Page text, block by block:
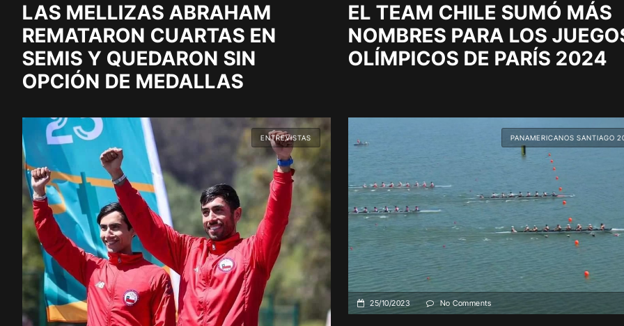
LAS MELLIZAS ABRAHAM
REMATARON CUARTAS EN
SEMIS Y QUEDARON SIN
OPCIÓN DE MEDALLAS
EL TEAM CHILE SUMÓ MÁS
NOMBRES PARA LOS
OLÍMPICOS DE PARÍS 2024
ENTREVISTAS PANAMERICANOS SANTIAGO
25/10/2023 No Comments